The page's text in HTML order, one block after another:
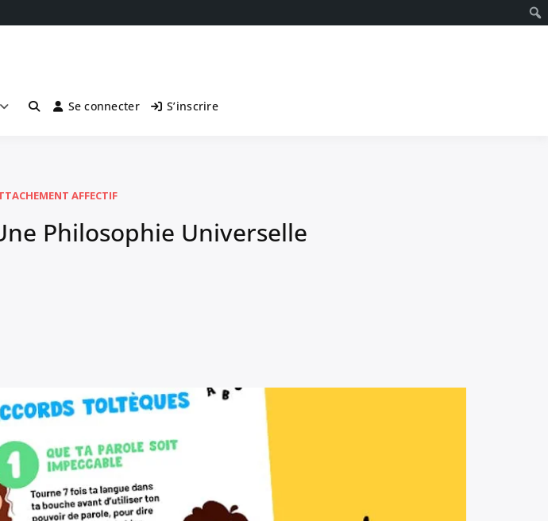
Se connecter S’inscrire
AFFECTIF
Philosophie Universelle